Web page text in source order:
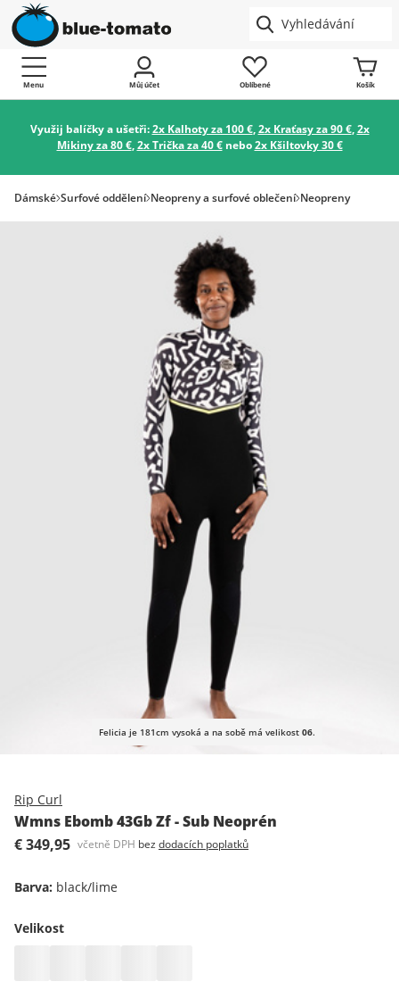
Menu Můj účet Oblíbené Košík
Využij balíčky a ušetři:2x Kalhoty za 100 €,2x Kraťasy za 90 €,2x
Mikiny za 80 €,2x Trička za 40 €nebo2x Kšiltovky 30 €
Dámské Surfové oddělení Neopreny a surfové oblečení Neopreny
Felicia je 181cm vysoká a na sobě má velikost 06.
Rip Curl
Wmns Ebomb 43Gb Zf - Sub Neoprén
€ 349,95 včetně DPH bez dodacích poplatků
Barva: black/lime
Velikost